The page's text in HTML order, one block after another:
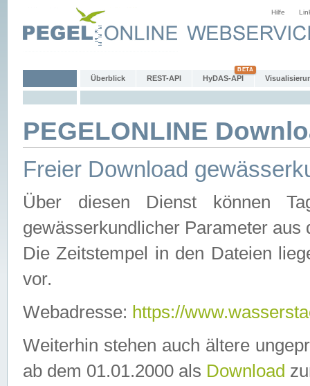
Hilfe
Überblick REST-API HyDAS-API
PEGELONLINE
Freier Download
Über diesen Dienst können
gewässerkundlicher Parameter aus
Die Zeitstempel in den Dateien
vor.
Webadresse: https://
Weiterhin stehen auch ältere
ab dem 01.01.2000 als Download